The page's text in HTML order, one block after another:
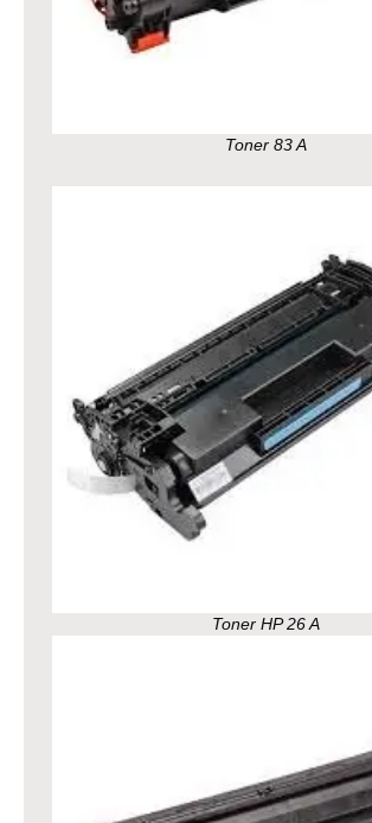
Toner 83 A
Toner HP 26 A